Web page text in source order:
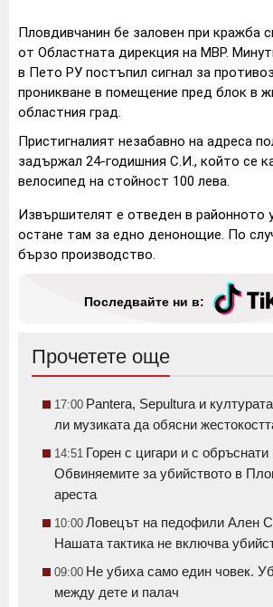
Пловдивчанин бе заловен при кражба
от Областната дирекция на МВР.
в Пето РУ постъпил сигнал за
проникване в помещение пред блок в
областния град.
Пристигналият незабавно на адреса
задържал 24-годишния С.И., който се
велосипед на стойност 100 лева.
Извършителят е отведен в районното
остане там за едно денонощие. По
бързо производство.
Последвайте ни в:
Прочетете още
17:00 Pantera, Sepultura и
ли музиката да обясни
14:51 Горен с цигари и с
Обвиняемите за убийството в
ареста
10:00 Ловецът на педофили Ален
Нашата тактика не включва
09:00 Не убиха само един човек.
между дете и палач